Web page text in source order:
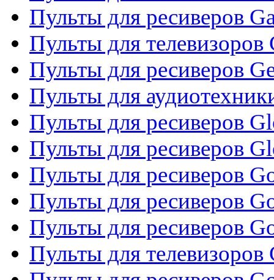
Пульты для ресиверов
Пульты для телевизоров
Пульты для ресиверов
Пульты для
Пульты для ресиверов
Пульты для ресиверов
Пульты для ресиверов
Пульты для ресиверов
Пульты для ресиверов
Пульты для телевизоров